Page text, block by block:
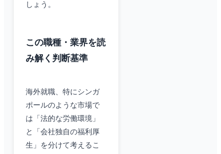
しょう。
この職種・業界を読
み解く判断基準
海外就職、特にシンガ
ポールのような市場で
は「法的な労働環境」
と「会社独自の福利厚
生」を分けて考えるこ